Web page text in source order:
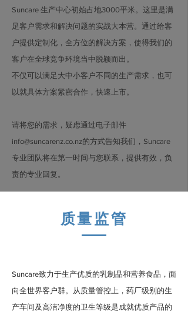
Suncare 生产中心初始占地3000平米。这里是满
足客户需求和解决问题的实战大本营。通过给客
户提供定制化，全方位的解决方案，使得我们的
客户在全球竞争环境当中脱颖而出。
不仅可以满足大中小客户不同的生产需求，也可
以就具体方案紧密合作，快速上市。
请将您的需求，疑虑通过电子邮件
info@suncarenz.co.nz的方式告知我们，Suncare
专业团队将在第一时间与您联系，提供有效，负
责的专业回复。
质量监管
Suncare致力于生产优质的乳制品和营养食品，面
向全世界客户群。从质量管控上，药厂级别的生
产车间及高洁净度的卫生等级是成就优质产品的